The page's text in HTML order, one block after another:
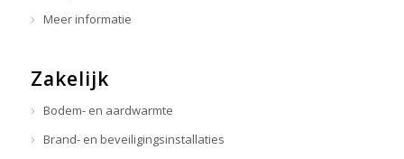
Meer informatie
Zakelijk
Bodem- en aardwarmte
Brand- en beveiligingsinstallaties